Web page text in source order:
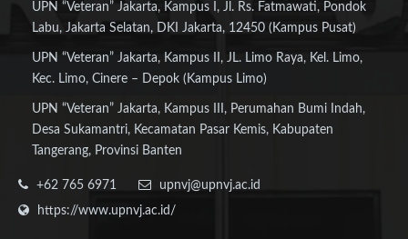
UPN “Veteran” Jakarta, Kampus I, Jl. Rs. Fatmawati, Pondok
Labu, Jakarta Selatan, DKI Jakarta, 12450 (Kampus Pusat)
UPN “Veteran” Jakarta, Kampus II, JL. Limo Raya, Kel. Limo,
Kec. Limo, Cinere – Depok (Kampus Limo)
UPN “Veteran” Jakarta, Kampus III, Perumahan Bumi Indah,
Desa Sukamantri, Kecamatan Pasar Kemis, Kabupaten
Tangerang, Provinsi Banten
+62 765 6971
upnvj@upnvj.ac.id
https://www.upnvj.ac.id/